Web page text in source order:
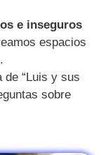
e inseguros
espacios
de “Luis y sus
sobre